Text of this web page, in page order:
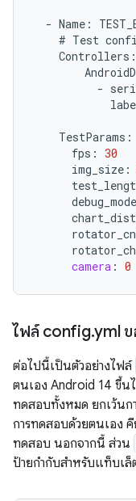
- Name :
# Test
Controllers :
-
TestParams :
fps : 30
img_size :
debug_mode
rotator_ch
camera : 0
ไฟล์ config.yml ข
ต่อไปนี้เป็นตัวอย่างไฟล์
ตนเอง Android 14 ขึ้น
ทดสอบทั้งหมด ยกเว้นก
การทดสอบด้วยตนเอง คี
ทดสอบ นอกจากนี้ ส่วน
ป้ายกำกับสำหรับแท็บเล็